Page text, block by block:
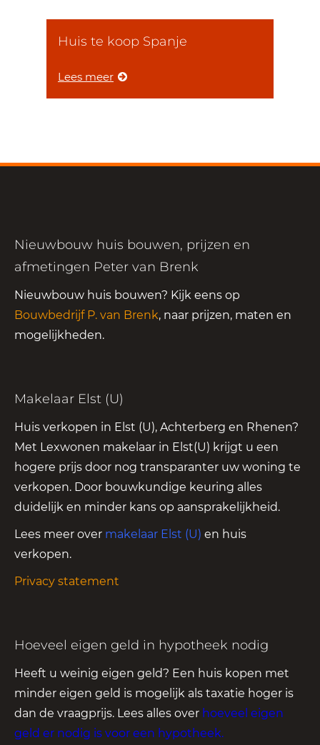
Huis te koop Spanje
Lees meer
Nieuwbouw huis bouwen, prijzen en
afmetingen Peter van Brenk
Nieuwbouw huis bouwen? Kijk eens op
Bouwbedrijf P. van Brenk, naar prijzen, maten en
mogelijkheden.
Makelaar Elst (U)
Huis verkopen in Elst (U), Achterberg en Rhenen?
Met Lexwonen makelaar in Elst(U) krijgt u een
hogere prijs door nog transparanter uw woning te
verkopen. Door bouwkundige keuring alles
duidelijk en minder kans op aansprakelijkheid.
Lees meer over makelaar Elst (U) en huis
verkopen.
Privacy statement
Hoeveel eigen geld in hypotheek nodig
Heeft u weinig eigen geld? Een huis kopen met
minder eigen geld is mogelijk als taxatie hoger is
dan de vraagprijs. Lees alles over hoeveel eigen
geld er nodig is voor een hypotheek.